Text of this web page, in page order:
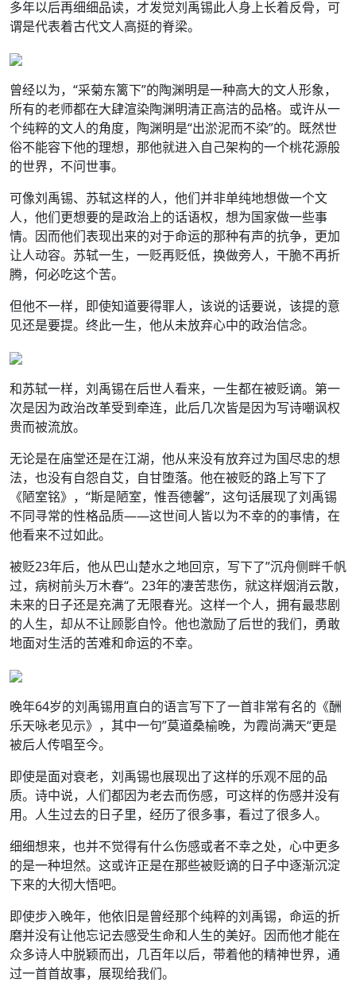
多年以后再细细品读，才发觉刘禹锡此人身上长着反骨，可
谓是代表着古代文人高挺的脊梁。
曾经以为，“采菊东篱下”的陶渊明是一种高大的文人形象，
所有的老师都在大肆渲染陶渊明清正高洁的品格。或许从一
个纯粹的文人的角度，陶渊明是“出淤泥而不染”的。既然世
俗不能容下他的理想，那他就进入自己架构的一个桃花源般
的世界，不问世事。
可像刘禹锡、苏轼这样的人，他们并非单纯地想做一个文
人，他们更想要的是政治上的话语权，想为国家做一些事
情。因而他们表现出来的对于命运的那种有声的抗争，更加
让人动容。苏轼一生，一贬再贬低，换做旁人，干脆不再折
腾，何必吃这个苦。
但他不一样，即使知道要得罪人，该说的话要说，该提的意
见还是要提。终此一生，他从未放弃心中的政治信念。
和苏轼一样，刘禹锡在后世人看来，一生都在被贬谪。第一
次是因为政治改革受到牵连，此后几次皆是因为写诗嘲讽权
贵而被流放。
无论是在庙堂还是在江湖，他从来没有放弃过为国尽忠的想
法，也没有自怨自艾，自甘堕落。他在被贬的路上写下了
《陋室铭》，“斯是陋室，惟吾德馨”，这句话展现了刘禹锡
不同寻常的性格品质——这世间人皆以为不幸的的事情，在
他看来不过如此。
被贬23年后，他从巴山楚水之地回京，写下了”沉舟侧畔千帆
过，病树前头万木春“。23年的凄苦悲伤，就这样烟消云散，
未来的日子还是充满了无限春光。这样一个人，拥有最悲剧
的人生，却从不让顾影自怜。他也激励了后世的我们，勇敢
地面对生活的苦难和命运的不幸。
晚年64岁的刘禹锡用直白的语言写下了一首非常有名的《酬
乐天咏老见示》，其中一句”莫道桑榆晚，为霞尚满天“更是
被后人传唱至今。
即使是面对衰老，刘禹锡也展现出了这样的乐观不屈的品
质。诗中说，人们都因为老去而伤感，可这样的伤感并没有
用。人生过去的日子里，经历了很多事，看过了很多人。
细细想来，也并不觉得有什么伤感或者不幸之处，心中更多
的是一种坦然。这或许正是在那些被贬谪的日子中逐渐沉淀
下来的大彻大悟吧。
即使步入晚年，他依旧是曾经那个纯粹的刘禹锡，命运的折
磨并没有让他忘记去感受生命和人生的美好。因而他才能在
众多诗人中脱颖而出，几百年以后，带着他的精神世界，通
过一首首故事，展现给我们。